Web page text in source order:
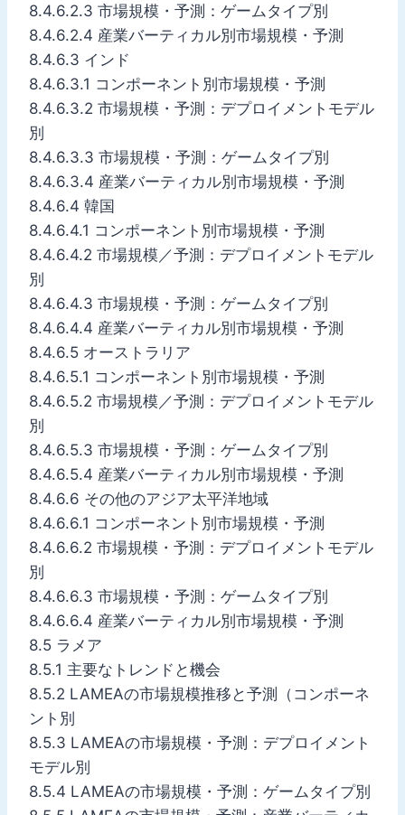
8.4.6.2.3 市場規模・予測：ゲームタイプ別
8.4.6.2.4 産業バーティカル別市場規模・予測
8.4.6.3 インド
8.4.6.3.1 コンポーネント別市場規模・予測
8.4.6.3.2 市場規模・予測：デプロイメントモデル
別
8.4.6.3.3 市場規模・予測：ゲームタイプ別
8.4.6.3.4 産業バーティカル別市場規模・予測
8.4.6.4 韓国
8.4.6.4.1 コンポーネント別市場規模・予測
8.4.6.4.2 市場規模／予測：デプロイメントモデル
別
8.4.6.4.3 市場規模・予測：ゲームタイプ別
8.4.6.4.4 産業バーティカル別市場規模・予測
8.4.6.5 オーストラリア
8.4.6.5.1 コンポーネント別市場規模・予測
8.4.6.5.2 市場規模／予測：デプロイメントモデル
別
8.4.6.5.3 市場規模・予測：ゲームタイプ別
8.4.6.5.4 産業バーティカル別市場規模・予測
8.4.6.6 その他のアジア太平洋地域
8.4.6.6.1 コンポーネント別市場規模・予測
8.4.6.6.2 市場規模・予測：デプロイメントモデル
別
8.4.6.6.3 市場規模・予測：ゲームタイプ別
8.4.6.6.4 産業バーティカル別市場規模・予測
8.5 ラメア
8.5.1 主要なトレンドと機会
8.5.2 LAMEAの市場規模推移と予測（コンポーネ
ント別
8.5.3 LAMEAの市場規模・予測：デプロイメント
モデル別
8.5.4 LAMEAの市場規模・予測：ゲームタイプ別